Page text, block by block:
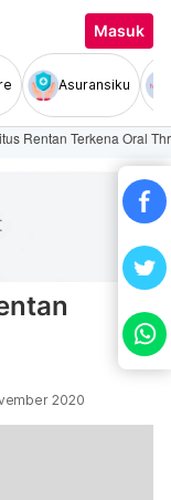
Masuk
Asuransiku
Rentan Terkena Oral
2020